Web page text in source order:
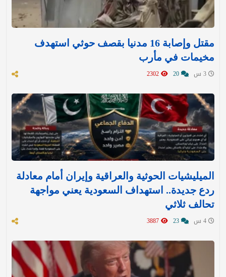
مقتل وإصابة 16 مدنيا بقصف حوثي استهدف
مخيمات في مأرب
الميليشيات الحوثية والعراقية وإيران أمام معادلة
ردع جديدة.. استهداف السعودية يعني مواجهة
تحالف ثلاثي